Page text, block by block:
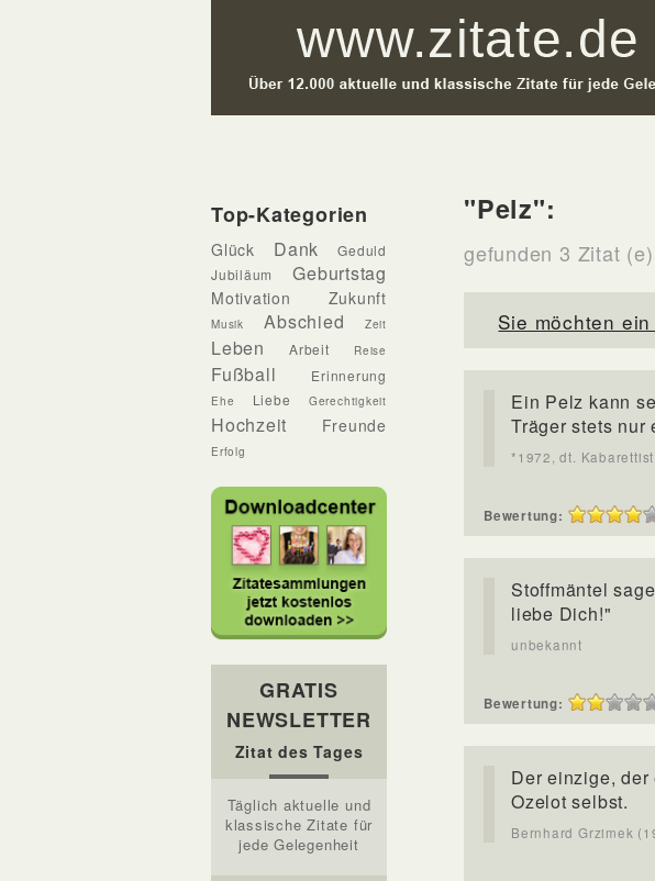
Top-Kategorien
Glück Dank
Geduld
Jubiläum
Geburtstag
Motivation Zukunft
Musik Abschied Zeit
Leben Arbeit Reise
Fußball Erinnerung
Ehe Liebe Gerechtigkeit
Hochzeit Freunde
Erfolg
GRATIS
NEWSLETTER
Zitat des Tages
Täglich aktuelle und
klassische Zitate für
jede Gelegenheit
"Pelz":
gefunden 3 Zitat (e)
Sie möchten
Ein Pelz kann
Träger stets nur
*1972, dt.
Bewertung:
Stoffmäntel
liebe Dich!"
unbekannt
Bewertung:
Der einzige,
Ozelot selbst.
Bernhard Grzimek